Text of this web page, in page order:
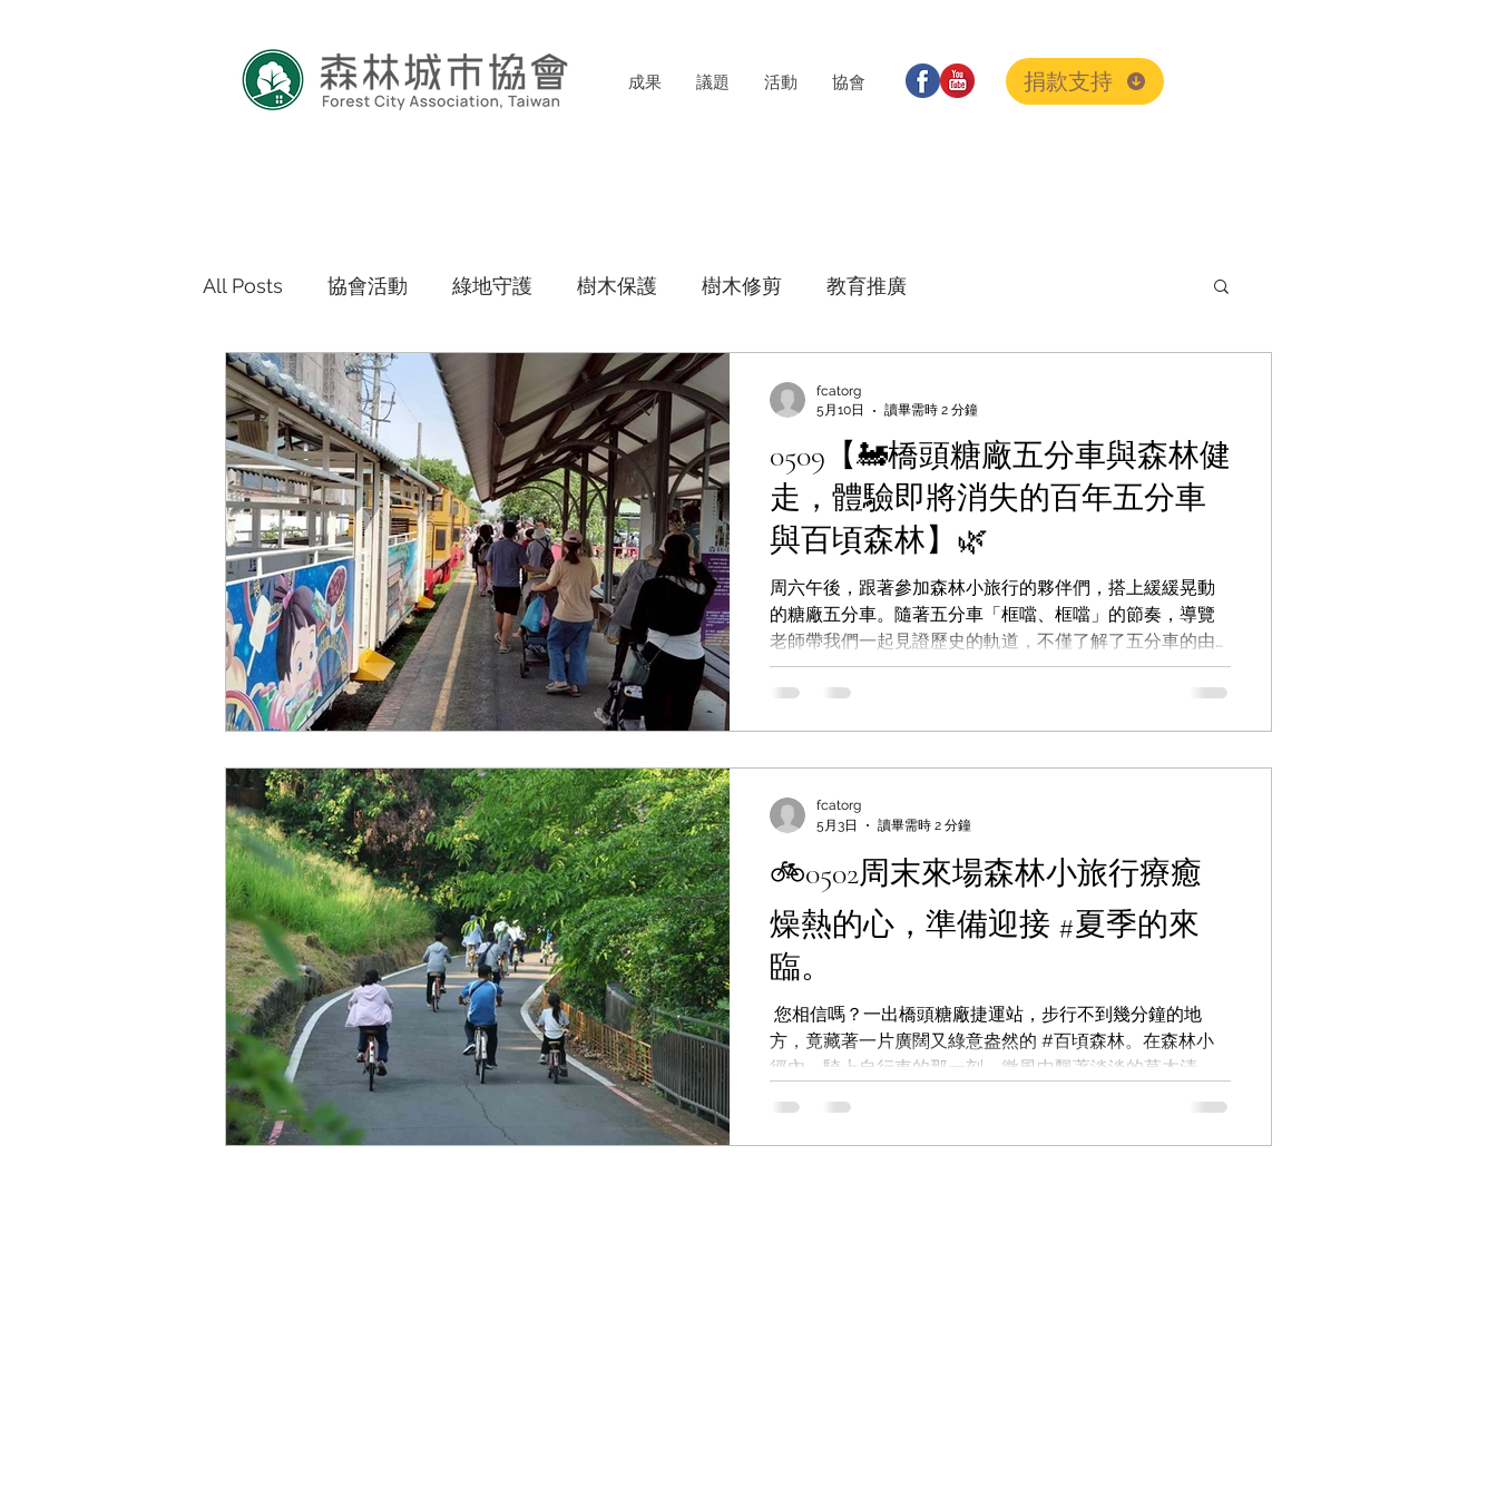
成果 議題 活動 協會 捐款支持
All Posts 協會活動 綠地守護 樹木保護 樹木修剪 教育推廣
0509【🚂橋頭糖廠五分車與森林健
走，體驗即將消失的百年五分車
與百頃森林】🌿
周六午後，跟著參加森林小旅行的夥伴們，搭上緩緩晃動
的糖廠五分車。隨著五分車「框噹、框噹」的節奏，導覽
老師帶我們一起見證歷史的軌道，不僅了解了五分車的由
來，也親身體驗到過去台灣糖業歷史的輝煌。 下了五分車
後，我們在森林間健走。導覽老師帶我們經過一棵倒伏卻
奮地在金龜樹的身上爬來爬去，老金龜樹就像是溫柔的爺
爺，包容寵溺著孩子們。 健走沿途盡是夏日裡各種的鳥語
花香——這裡不是公園，而是城市裡難得而珍貴的都市林-
橋頭糖廠百頃森林。 但是，這份靜謐美好，卻正在倒數計
時中。 隨著橋頭新市鎮第三期開發的腳步逼近，這片承載
了百年時光的森林，即將在推土機下化為烏有。這群老樹
或許沒辦法開口呼救，但它們正用每片葉子的光合作用，
默默守護著高雄的空氣與氣候。 這場小旅行，不只是為了
看風景，更是為了讓我們重新連結我們生活的這片土地。
每多一個人看見這裡的美，這片森林就多了一份存續的希
望。 ✨ 【您可以為這片森林做的事】 ✨ 請您分享這篇文
章，每一次的分享，都是在為這片森林發聲，讓
fcatorg
5月10日
讀畢需時 2 分鐘
🚲0502周末來場森林小旅行療癒
燥熱的心，準備迎接 #夏季的來
臨。
​ 您相信嗎？一出橋頭糖廠捷運站，步行不到幾分鐘的地
方，竟藏著一片廣闊又綠意盎然的 #百頃森林。在森林小
徑內，騎上自行車的那一刻，微風中飄著淡淡的草木清
降好幾度，被森林包圍的感覺真的非常地舒服。在橋頭糖
fcatorg
5月3日
讀畢需時 2 分鐘